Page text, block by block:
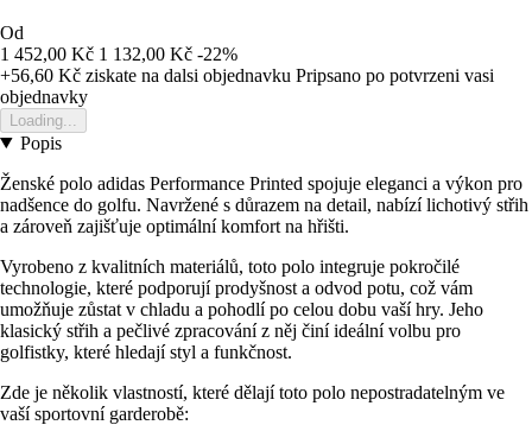
Od
1 452,00 Kč 1 132,00 Kč -22%
+56,60 Kč ziskate na dalsi objednavku Pripsano po potvrzeni vasi
objednavky
Loading...
Popis
Ženské polo adidas Performance Printed spojuje eleganci a výkon pro
nadšence do golfu. Navržené s důrazem na detail, nabízí lichotivý střih
a zároveň zajišťuje optimální komfort na hřišti.
Vyrobeno z kvalitních materiálů, toto polo integruje pokročilé
technologie, které podporují prodyšnost a odvod potu, což vám
umožňuje zůstat v chladu a pohodlí po celou dobu vaší hry. Jeho
klasický střih a pečlivé zpracování z něj činí ideální volbu pro
golfistky, které hledají styl a funkčnost.
Zde je několik vlastností, které dělají toto polo nepostradatelným ve
vaší sportovní garderobě: